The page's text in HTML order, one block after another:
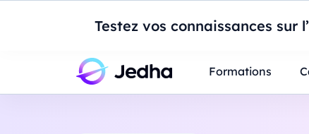
Testez vos connaissances sur
Introduction à
Formations